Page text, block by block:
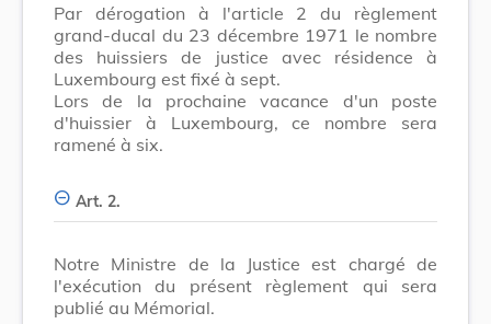
Par dérogation à l'article 2 du règlement
grand-ducal du 23 décembre 1971 le nombre
des huissiers de justice avec résidence à
Luxembourg est fixé à sept.
Lors de la prochaine vacance d'un poste
d'huissier à Luxembourg, ce nombre sera
ramené à six.
Art. 2.
Notre Ministre de la Justice est chargé de
l'exécution du présent règlement qui sera
publié au Mémorial.